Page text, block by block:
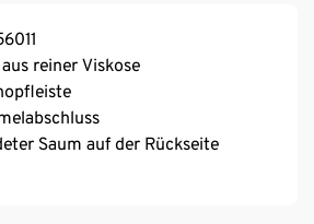
reiner Viskose
Saum auf der Rückseite